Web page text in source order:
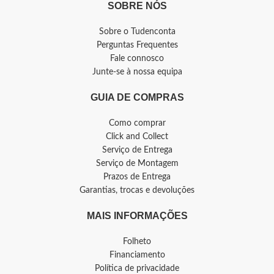
SOBRE NÓS
Sobre o Tudenconta
Perguntas Frequentes
Fale connosco
Junte-se à nossa equipa
GUIA DE COMPRAS
Como comprar
Click and Collect
Serviço de Entrega
Serviço de Montagem
Prazos de Entrega
Garantias, trocas e devoluções
MAIS INFORMAÇÕES
Folheto
Financiamento
Política de privacidade